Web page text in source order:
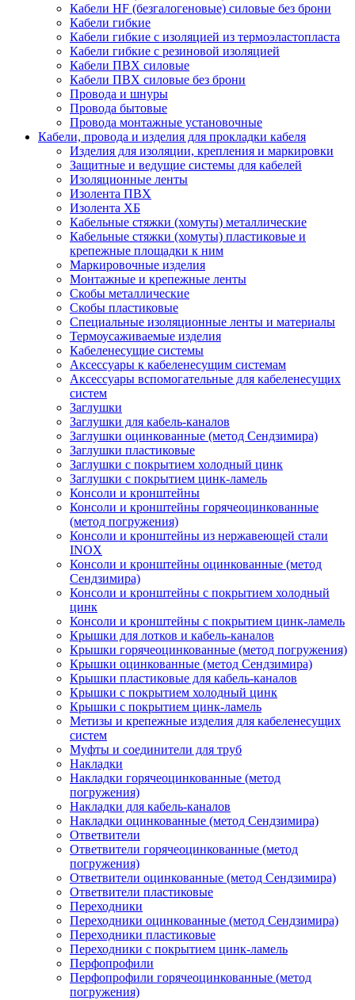
Кабели HF (безгалогеновые) силовые без брони
Кабели гибкие
Кабели гибкие с изоляцией из термоэластопласта
Кабели гибкие с резиновой изоляцией
Кабели ПВХ силовые
Кабели ПВХ силовые без брони
Провода и шнуры
Провода бытовые
Провода монтажные установочные
Кабели, провода и изделия для прокладки кабеля
Изделия для изоляции, крепления и маркировки
Защитные и ведущие системы для кабелей
Изоляционные ленты
Изолента ПВХ
Изолента ХБ
Кабельные стяжки (хомуты) металлические
Кабельные стяжки (хомуты) пластиковые и
крепежные площадки к ним
Маркировочные изделия
Монтажные и крепежные ленты
Скобы металлические
Скобы пластиковые
Специальные изоляционные ленты и материалы
Термоусаживаемые изделия
Кабеленесущие системы
Аксессуары к кабеленесущим системам
Аксессуары вспомогательные для кабеленесущих
систем
Заглушки
Заглушки для кабель-каналов
Заглушки оцинкованные (метод Сендзимира)
Заглушки пластиковые
Заглушки с покрытием холодный цинк
Заглушки с покрытием цинк-ламель
Консоли и кронштейны
Консоли и кронштейны горячеоцинкованные
(метод погружения)
Консоли и кронштейны из нержавеющей стали
INOX
Консоли и кронштейны оцинкованные (метод
Сендзимира)
Консоли и кронштейны с покрытием холодный
цинк
Консоли и кронштейны с покрытием цинк-ламель
Крышки для лотков и кабель-каналов
Крышки горячеоцинкованные (метод погружения)
Крышки оцинкованные (метод Сендзимира)
Крышки пластиковые для кабель-каналов
Крышки с покрытием холодный цинк
Крышки с покрытием цинк-ламель
Метизы и крепежные изделия для кабеленесущих
систем
Муфты и соединители для труб
Накладки
Накладки горячеоцинкованные (метод
погружения)
Накладки для кабель-каналов
Накладки оцинкованные (метод Сендзимира)
Ответвители
Ответвители горячеоцинкованные (метод
погружения)
Ответвители оцинкованные (метод Сендзимира)
Ответвители пластиковые
Переходники
Переходники оцинкованные (метод Сендзимира)
Переходники пластиковые
Переходники с покрытием цинк-ламель
Перфопрофили
Перфопрофили горячеоцинкованные (метод
погружения)